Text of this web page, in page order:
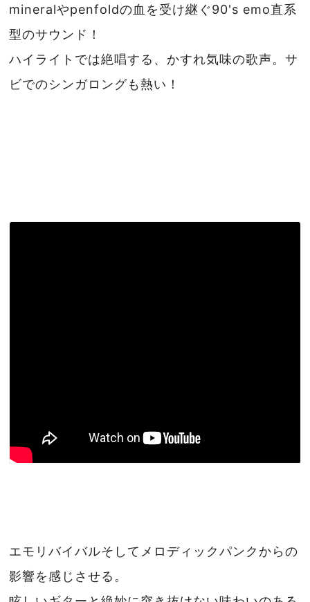
mineralやpenfoldの血を受け継ぐ90's emo直系
型のサウンド！
ハイライトでは絶唱する、かすれ気味の歌声。サ
ビでのシンガロングも熱い！
エモリバイバルそしてメロディックパンクからの
影響を感じさせる。